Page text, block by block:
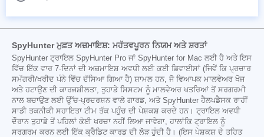
SpyHunter ਮੁਫ਼ਤ ਅਜ਼ਮਾਇਸ਼: ਮਹੱਤਵਪੂਰਨ ਨਿਯਮ ਅਤੇ ਸ਼ਰਤਾਂ
SpyHunter ਟ੍ਰਾਇਲ SpyHunter Pro ਜਾਂ SpyHunter for Mac ਲਈ ਹੈ ਅਤੇ ਇਸ
ਵਿੱਚ ਇੱਕ ਵਾਰ 7-ਦਿਨਾਂ ਦੀ ਅਜ਼ਮਾਇਸ਼ ਅਵਧੀ ਲਈ ਕਈ ਡਿਵਾਈਸਾਂ (ਜਿਵੇਂ ਕਿ ਪ੍ਰਚਾਰ
ਸਮੱਗਰੀ/ਖਰੀਦ ਪੰਨੇ ਵਿੱਚ ਦੱਸਿਆ ਗਿਆ ਹੈ) ਸ਼ਾਮਲ ਹਨ, ਜੋ ਵਿਆਪਕ ਮਾਲਵੇਅਰ ਖੋਜ
ਅਤੇ ਹਟਾਉਣ ਦੀ ਕਾਰਜਸ਼ੀਲਤਾ, ਤੁਹਾਡੇ ਸਿਸਟਮ ਨੂੰ ਮਾਲਵੇਅਰ ਖਤਰਿਆਂ ਤੋਂ ਸਰਗਰਮੀ
ਨਾਲ ਬਚਾਉਣ ਲਈ ਉੱਚ-ਪ੍ਰਦਰਸ਼ਨ ਵਾਲੇ ਗਾਰਡ, ਅਤੇ SpyHunter ਹੈਲਪਡੈਸਕ ਰਾਹੀਂ
ਸਾਡੀ ਤਕਨੀਕੀ ਸਹਾਇਤਾ ਟੀਮ ਤੱਕ ਪਹੁੰਚ ਦੀ ਪੇਸ਼ਕਸ਼ ਕਰਦੇ ਹਨ। ਟ੍ਰਾਇਲ ਅਵਧੀ
ਦੌਰਾਨ ਤੁਹਾਡੇ ਤੋਂ ਪਹਿਲਾਂ ਕੋਈ ਖਰਚਾ ਨਹੀਂ ਲਿਆ ਜਾਵੇਗਾ, ਹਾਲਾਂਕਿ ਟ੍ਰਾਇਲ ਨੂੰ
ਸਰਗਰਮ ਕਰਨ ਲਈ ਇੱਕ ਕ੍ਰੈਡਿਟ ਕਾਰਡ ਦੀ ਲੋੜ ਹੁੰਦੀ ਹੈ। (ਇਸ ਪੇਸ਼ਕਸ਼ ਦੇ ਤਹਿਤ